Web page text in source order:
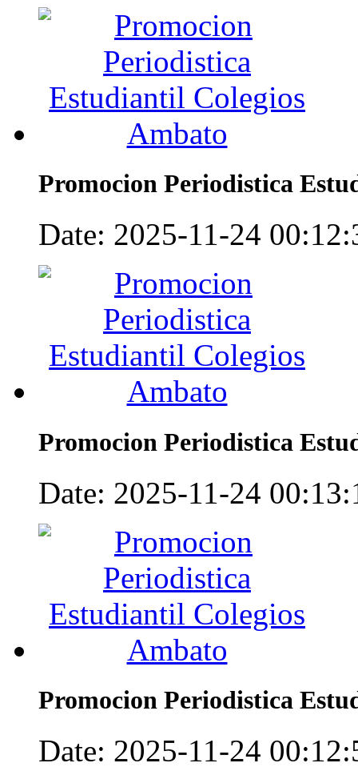
Promocion Periodistica
Date: 2025-11-24
Promocion Periodistica
Date: 2025-11-24
Promocion Periodistica
Date: 2025-11-24